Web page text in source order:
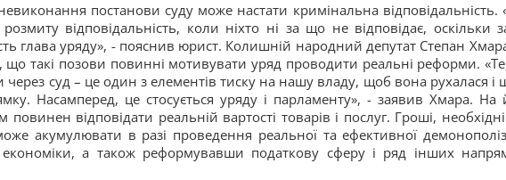
постанови суду може настати кримінальна відповідальність.
відповідальність, коли ніхто ні за що не відповідає, оскільки
глава уряду», - пояснив юрист. Колишній народний депутат Степан
що такі позови повинні мотивувати уряд проводити реальні реформи.
суд – це один з елементів тиску на нашу владу, щоб вона рухалася і
Насамперед, це стосується уряду і парламенту», - заявив Хмара. На
відповідати реальній вартості товарів і послуг. Гроші,
акумулювати в разі проведення реальної та ефективної
економіки, а також реформувавши податкову сферу і ряд інших